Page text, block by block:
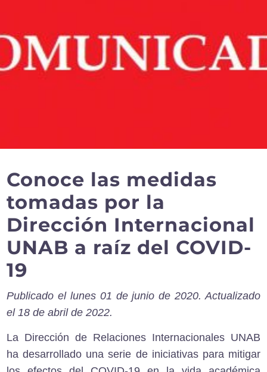
Conoce las medidas
tomadas por la
Dirección Internacional
UNAB a raíz del COVID-
19
Publicado el lunes 01 de junio de 2020. Actualizado
el 18 de abril de 2022.
La Dirección de Relaciones Internacionales UNAB
ha desarrollado una serie de iniciativas para mitigar